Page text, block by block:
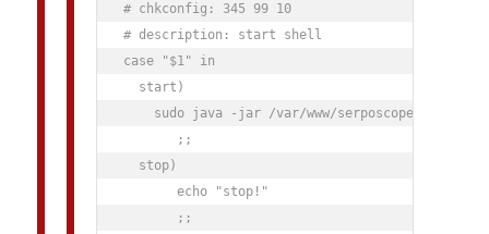
# chkconfig: 345 99 10
# description: start shell
case "$1" in
  start)
sudo java -jar /var/www/serposcope/
       ;;
  stop)
       echo "stop!"
       ;;